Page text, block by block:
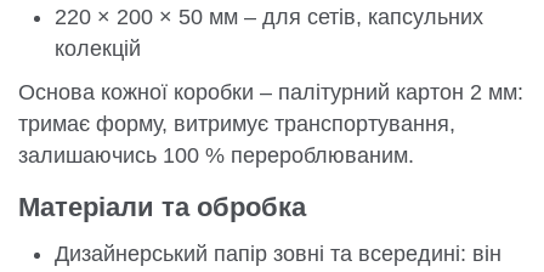
220 × 200 × 50 мм – для сетів, капсульних
колекцій
Основа кожної коробки – палітурний картон 2 мм:
тримає форму, витримує транспортування,
залишаючись 100 % перероблюваним.
Матеріали та обробка
Дизайнерський папір зовні та всередині: він